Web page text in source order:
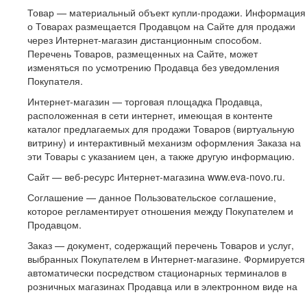
Товар — материальный объект купли-продажи. Информация
о Товарах размещается Продавцом на Сайте для продажи
через Интернет-магазин дистанционным способом.
Перечень Товаров, размещенных на Сайте, может
изменяться по усмотрению Продавца без уведомления
Покупателя.
Интернет-магазин — торговая площадка Продавца,
расположенная в сети интернет, имеющая в контенте
каталог предлагаемых для продажи Товаров (виртуальную
витрину) и интерактивный механизм оформления Заказа на
эти Товары с указанием цен, а также другую информацию.
Сайт — веб-ресурс Интернет-магазина www.eva-novo.ru.
Соглашение — данное Пользовательское соглашение,
которое регламентирует отношения между Покупателем и
Продавцом.
Заказ — документ, содержащий перечень Товаров и услуг,
выбранных Покупателем в Интернет-магазине. Формируется
автоматически посредством стационарных терминалов в
розничных магазинах Продавца или в электронном виде на